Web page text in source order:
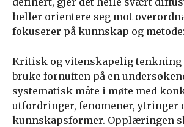
heller orientere seg mot
fokuserer på kunnskap og metode:
Kritisk og vitenskapelig
bruke fornuften på en
systematisk måte i møte med
utfordringer, fenomener, ytringer
kunnskapsformer. Opplæringen